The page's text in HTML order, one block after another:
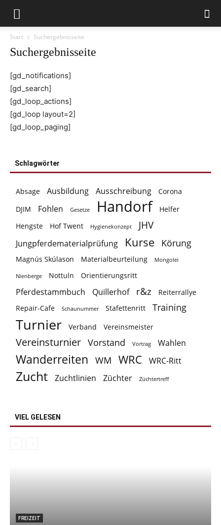
Start Suchergebnisseite
Suchergebnisseite
[gd_notifications]
[gd_search]
[gd_loop_actions]
[gd_loop layout=2]
[gd_loop_paging]
Schlagwörter
Absage Ausbildung Ausschreibung
Corona
DJIM
Fohlen Gesetze Handorf
Helfer
Hengste
Hof Twent Hygienekonzept JHV
Jungpferdematerialprüfung Kurse Körung
Magnús Skúlason Materialbeurteilung Mongolei
Nienberge Nottuln Orientierungsritt
Pferdestammbuch Quillerhof r&z
Reiterrallye
Repair-Cafe
Schaunummer Stafettenritt Training
Turnier Verband Vereinsmeister
Vereinsturnier Vorstand Vortrag Wahlen
Wanderreiten WM WRC WRC-Ritt
Zucht Zuchtlinien Züchter Züchtertreff
VIEL GELESEN
FREIZEIT